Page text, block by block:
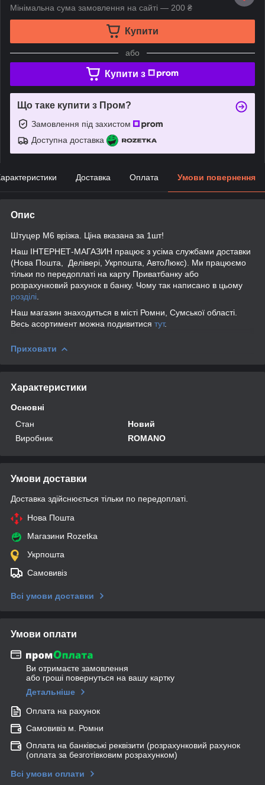
Мінімальна сума замовлення на сайті — 200 ₴
Купити
або
Купити з
Що таке купити з Пром?
Замовлення під захистом
Доступна доставка
Доставка Оплата Умови повернення
Опис
Штуцер М6 врізка. Ціна вказана за 1шт!
Наш ІНТЕРНЕТ-МАГАЗИН працює з усіма службами доставки
(Нова Пошта, Делівері, Укрпошта, АвтоЛюкс). Ми працюємо
тільки по передоплаті на карту Приватбанку або
розрахунковий рахунок в банку. Чому так написано в цьому
розділі
Наш магазин знаходиться в місті Ромни, Сумської області.
Весь асортимент можна подивитися тут.
Приховати
Характеристики
Основні
Стан
Новий
Виробник
ROMANO
Умови доставки
Доставка здійснюється тільки по передоплаті.
Нова Пошта
Магазини Rozetka
Укрпошта
Самовивіз
Всі умови доставки
Умови оплати
Ви отримаєте замовлення
або гроші повернуться на вашу картку
Детальніше
Оплата на рахунок
Самовивіз м. Ромни
Оплата на банківські реквізити (розрахунковий рахунок
(оплата за безготівковим розрахунком)
Всі умови оплати